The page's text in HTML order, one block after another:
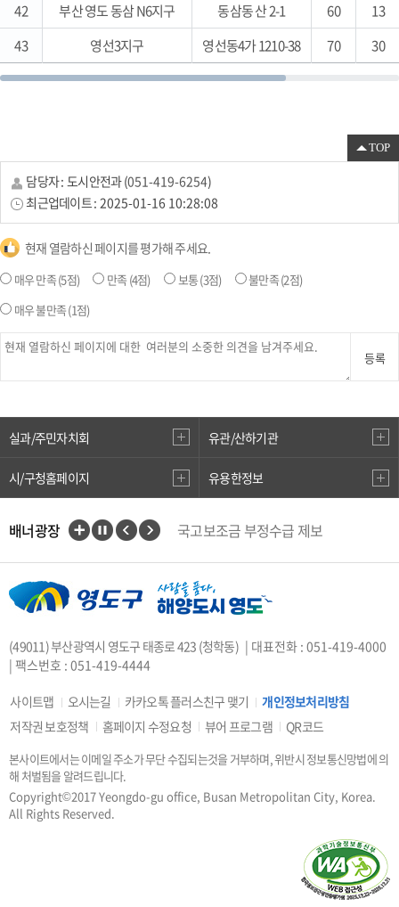
42
부산 영도 동삼 N6지구 동삼동 산 2-1 60
13
43
영선3지구 영선동4가 1210-38 70 30
TOP
담당자 : 도시안전과(051-419-6254)
최근업데이트 : 2025-01-16 10:28:08
현재 열람하신 페이지를 평가해 주세요.
매우 만족(5점) 만족 (4점) 보통(3점) 불만족(2점)
매우 불만족(1점)
등록
실과/주민자치회 유관/산하기관
시/구청홈페이지 유용한정보
배너광장
국고보조금 부정수급 제보
지적측량바로처리센터
안전속도 5030
카카오톡 플러스친구
중앙부처 법령 유권해석
복지·보조금 부정 신고센터
지방소득세(특별징수분)신고·납부
행복출산 원스톱서비스
도로명주소안내
e-청소년
부산광역시청소년종합지원센터
승용차요일제
부산인재평생교육진흥원
(49011) 부산광역시 영도구 태종로 423 (청학동) | 대표전화 : 051-419-4000
| 팩스번호 : 051-419-4444
사이트맵 오시는길 카카오톡 플러스친구 맺기
개인정보처리방침
저작권 보호정책
홈페이지 수정요청 뷰어 프로그램 QR코드
본사이트에서는 이메일 주소가 무단 수집되는것을 거부하며, 위반시 정보통신망법에 의
해 처벌됨을 알려드립니다.
Copyright©2017 Yeongdo-gu office, Busan Metropolitan City, Korea.
All Rights Reserved.